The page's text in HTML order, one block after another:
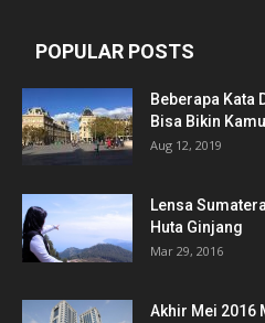
POPULAR POSTS
Beberapa Kata
Bisa Bikin
Aug 12, 2019
Lensa
Huta Ginjang
Mar 29, 2016
Akhir Mei 2016